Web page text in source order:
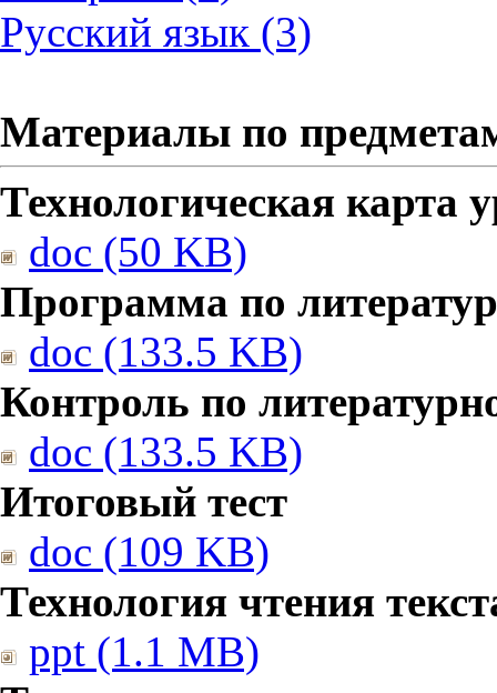
Русский язык (3)
Материалы по
Технологическая карта
doc (50 KB)
Программа по
doc (133.5 KB)
Контроль по
doc (133.5 KB)
Итоговый тест
doc (109 KB)
Технология чтения
ppt (1.1 MB)